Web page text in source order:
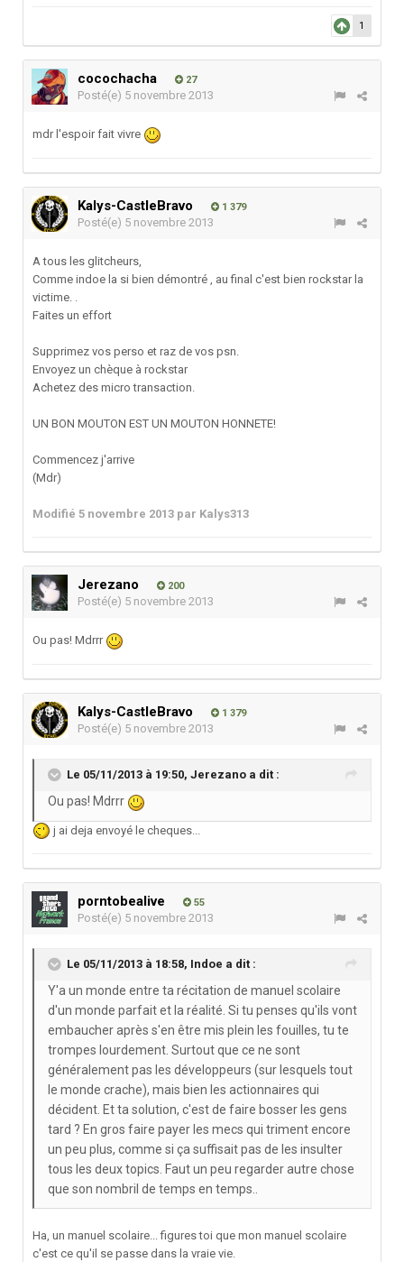
1
cocochacha 27
Posté(e) 5 novembre 2013
mdr l'espoir fait vivre
Kalys-CastleBravo 1 379
Posté(e) 5 novembre 2013
A tous les glitcheurs,
Comme indoe la si bien démontré , au final c'est bien rockstar la
victime. .
Faites un effort
Supprimez vos perso et raz de vos psn.
Envoyez un chèque à rockstar
Achetez des micro transaction.
UN BON MOUTON EST UN MOUTON HONNETE!
Commencez j'arrive
(Mdr)
Modifié 5 novembre 2013 par Kalys313
Jerezano 200
Posté(e) 5 novembre 2013
Ou pas! Mdrrr
Kalys-CastleBravo 1 379
Posté(e) 5 novembre 2013
Le 05/11/2013 à 19:50, Jerezano a dit :
Ou pas! Mdrrr
j ai deja envoyé le cheques...
porntobealive 55
Posté(e) 5 novembre 2013
Le 05/11/2013 à 18:58, Indoe a dit :
Y'a un monde entre ta récitation de manuel scolaire
d'un monde parfait et la réalité. Si tu penses qu'ils vont
embaucher après s'en être mis plein les fouilles, tu te
trompes lourdement. Surtout que ce ne sont
généralement pas les développeurs (sur lesquels tout
le monde crache), mais bien les actionnaires qui
décident. Et ta solution, c'est de faire bosser les gens
tard ? En gros faire payer les mecs qui triment encore
un peu plus, comme si ça suffisait pas de les insulter
tous les deux topics. Faut un peu regarder autre chose
que son nombril de temps en temps..
Ha, un manuel scolaire... figures toi que mon manuel scolaire
c'est ce qu'il se passe dans la vraie vie.